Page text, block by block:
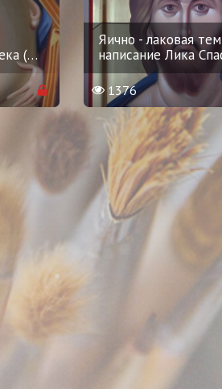
(…
Яично - лаковая
написание Лика
1376